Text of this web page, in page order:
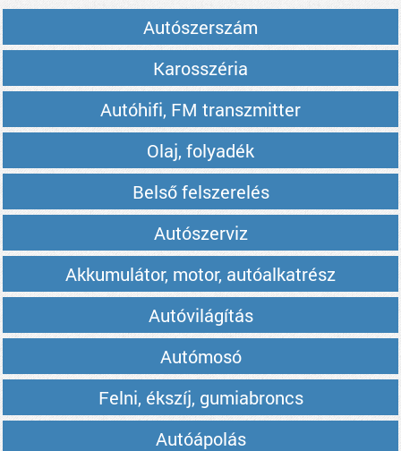
Autószerszám
Karosszéria
Autóhifi, FM transzmitter
Olaj, folyadék
Belső felszerelés
Autószerviz
Akkumulátor, motor, autóalkatrész
Autóvilágítás
Autómosó
Felni, ékszíj, gumiabroncs
Autóápolás